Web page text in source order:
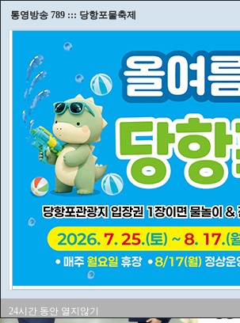
즐겨찾기추가
내고향 TV
통영방송 7 8 9
HOME TBS뉴스센터 | 지역사회 | 영상소
통영방송 789 ::: 당항포물축제
24시간 동안 열지않기
주요 뉴스
통
- 통